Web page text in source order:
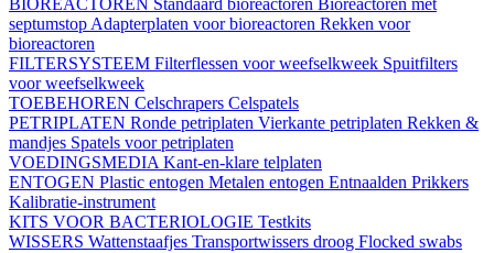
BIOREACTOREN Standaard bioreactoren Bioreactoren met
septumstop Adapterplaten voor bioreactoren Rekken voor
bioreactoren
FILTERSYSTEEM Filterflessen voor weefselkweek Spuitfilters
voor weefselkweek
TOEBEHOREN Celschrapers Celspatels
PETRIPLATEN Ronde petriplaten Vierkante petriplaten Rekken &
mandjes Spatels voor petriplaten
VOEDINGSMEDIA Kant-en-klare telplaten
ENTOGEN Plastic entogen Metalen entogen Entnaalden Prikkers
Kalibratie-instrument
KITS VOOR BACTERIOLOGIE Testkits
WISSERS Wattenstaafjes Transportwissers droog Flocked swabs